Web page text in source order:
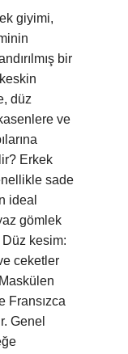
giyimi,
bir
düz
ve
Erkek
sade
ideal
gömlek
kesim:
ceketler
Fransızca
Genel